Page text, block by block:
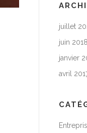
juillet
juin 2018
janvier
avril